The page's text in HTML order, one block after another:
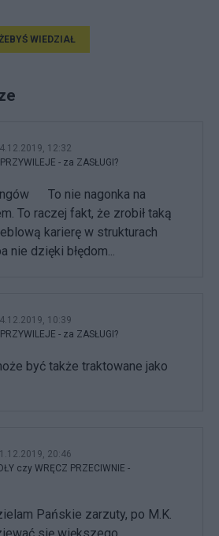
WIEDZIAŁ
4.12.2019, 12:32
- za ZASŁUGI?
To nie nagonka na
To raczej fakt, że zrobił taką
karierę w strukturach
nie dzięki błędom...
4.12.2019, 10:39
- za ZASŁUGI?
być także traktowane jako
1.12.2019, 20:46
czy WRĘCZ PRZECIWNIE -
Pańskie zarzuty, po M.K.